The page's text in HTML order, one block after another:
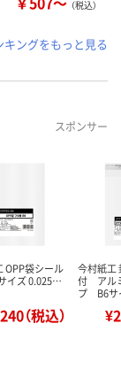
（税込）
キングをもっと見る
スポンサー
OPP袋シール
イズ 0.025…
（税込）
今村紙工
付 アル
プ B6